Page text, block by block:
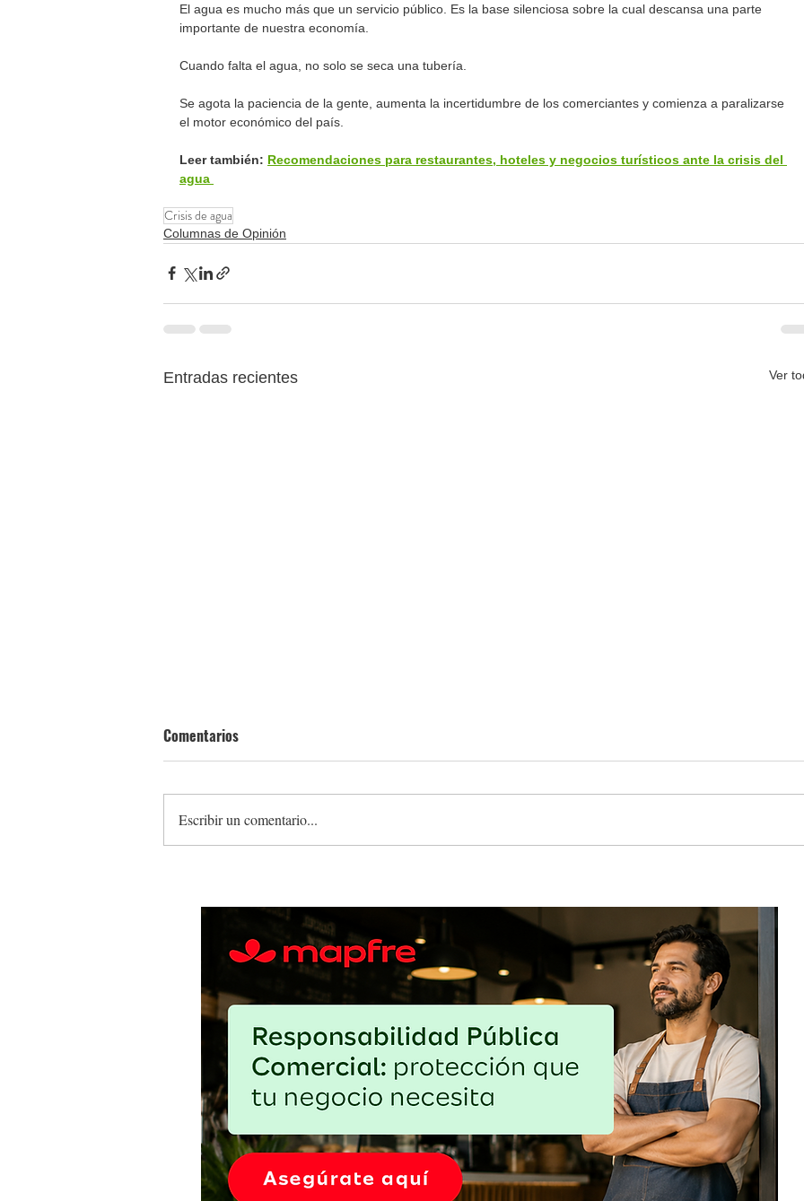
El agua es mucho más que un servicio público. Es la base silenciosa sobre la cual descansa una parte
importante de nuestra economía.
Cuando falta el agua, no solo se seca una tubería.
Se agota la paciencia de la gente, aumenta la incertidumbre de los comerciantes y comienza a paralizarse
el motor económico del país.
Leer también: Recomendaciones para restaurantes, hoteles y negocios turísticos ante la crisis del
agua
Crisis de agua
Columnas de Opinión
Entradas recientes Ver
Recomendaciones para restaurantes,
hoteles y negocios turísticos ante la
crisis del agua
¿Está tu negocio preparado para la
temporada de huracanes?
Comentarios
Escribir un comentario...